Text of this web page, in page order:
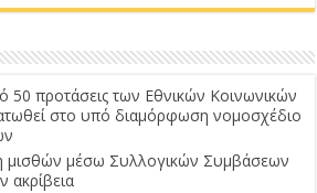
50 προτάσεις των Εθνικών Κοινωνικών
στο υπό διαμόρφωση νομοσχέδιο
μισθών μέσω Συλλογικών Συμβάσεων
ακρίβεια